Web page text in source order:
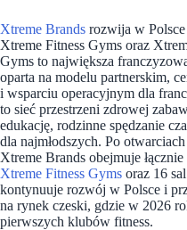
Xtreme Brands rozwija w
Xtreme Fitness Gyms oraz
Gyms to największa
oparta na modelu partnerskim,
i wsparciu operacyjnym dla
to sieć przestrzeni zdrowej
edukację, rodzinne spędzanie
dla najmłodszych. Po
Xtreme Brands obejmuje
Xtreme Fitness Gyms oraz 16
kontynuuje rozwój w Polsce i
na rynek czeski, gdzie w 2026
pierwszych klubów fitness.